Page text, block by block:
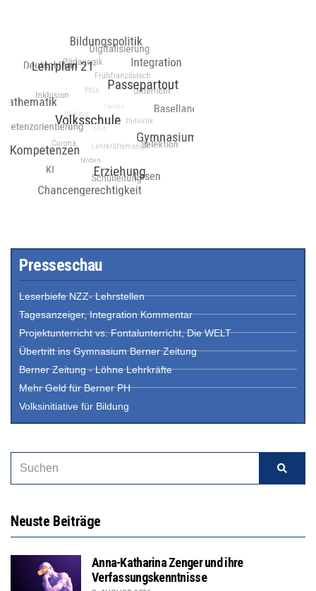
Presseschau
Leserbiefe NZZ- Lehrstellen
Tagesanzeiger, Integration Kommentar
Projektunterricht vs. Fontalunterricht, Die WELT
Übertritt ins Gymnasium Berner Zeitung
Berner Zeitung - Löhne Lehrkräfte
Mehr Geld für Berner PH
Volksinitiative für Bildung
Neuste Beiträge
Anna-Katharina Zenger und ihre
Verfassungskenntnisse